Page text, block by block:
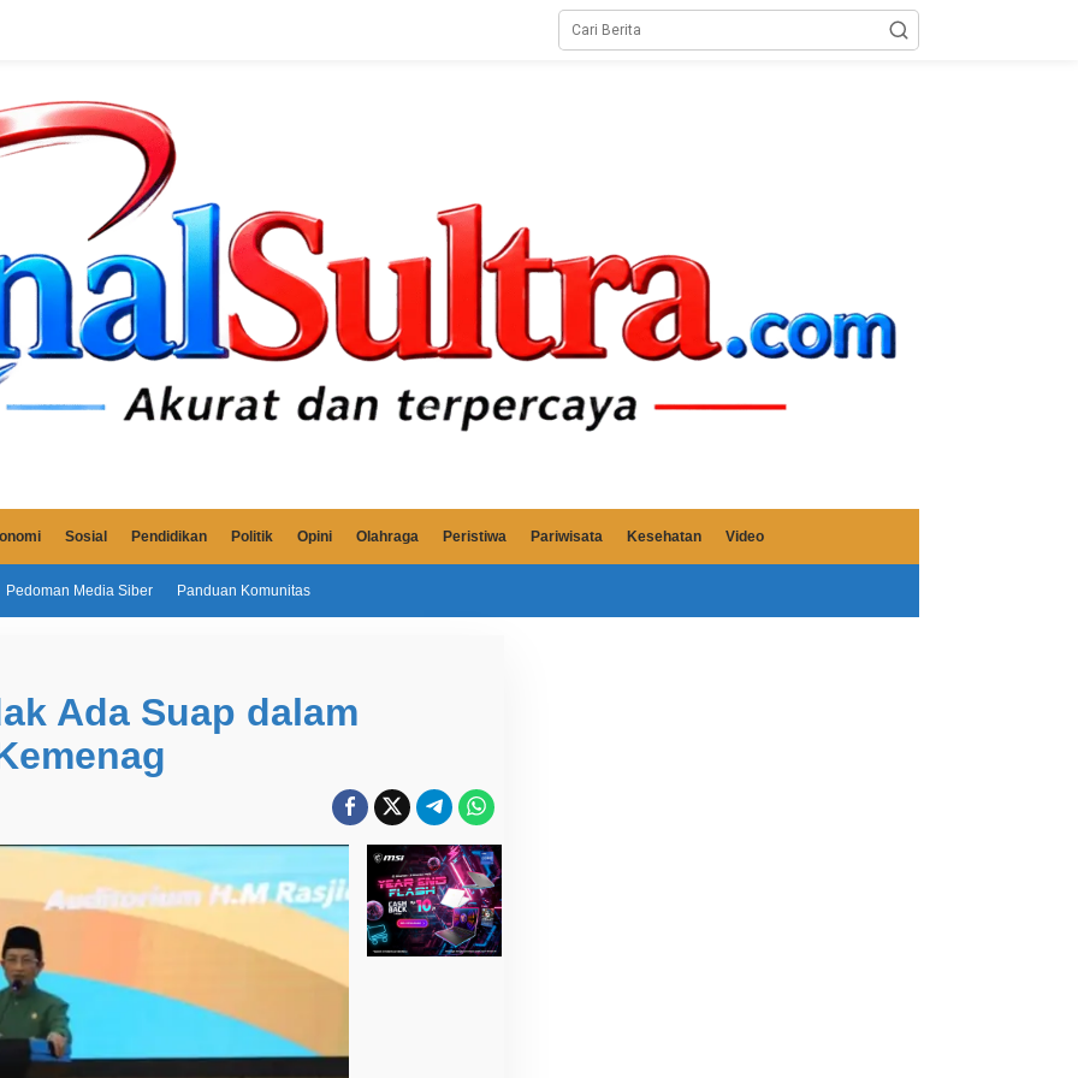
Sosial Pendidikan Politik Opini Olahraga Peristiwa Pariwisata Kesehatan Video
Pedoman Media Siber Panduan Komunitas
Ada Suap dalam